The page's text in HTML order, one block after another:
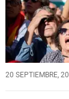
20 SEPTIEMBRE,